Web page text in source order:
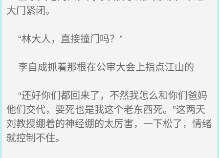
大门紧闭。
“林大人，直接撞门吗？”
李自成抓着那根在公审大会上指点江山的
“还好你们都回来了，不然我怎么和你们爸妈
他们交代，要死也是我这个老东西死。”这两天
刘教授绷着的神经绷的太厉害，一下松了，情绪
就控制不住。